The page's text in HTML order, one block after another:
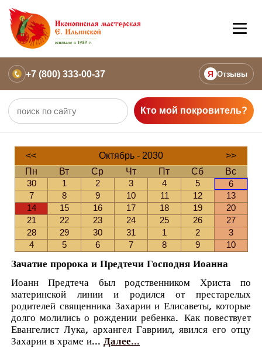
+7 (800) 333-00-37 Я Отзывы
Кто мой покровитель?
<< Октябрь - 2030
>>
Пн
Вт Ср Чт Пт Сб
Вс
30
1 2 3 4 5
6
7
8 9 10 11 12
13
14
15 16 17 18 19
20
21
22 23 24 25 26
27
28
29 30 31 1 2
3
4
5 6 7 8 9 10
Зачатие пророка и Предтечи Господня Иоанна
Иоанн Предтеча был родственником Христа по
материнской линии и родился от престарелых
родителей священника Захарии и Елисаветы, которые
долго молились о рождении ребенка. Как повествует
Евангелист Лука, архангел Гавриил, явился его отцу
Захарии в храме и... Далее...